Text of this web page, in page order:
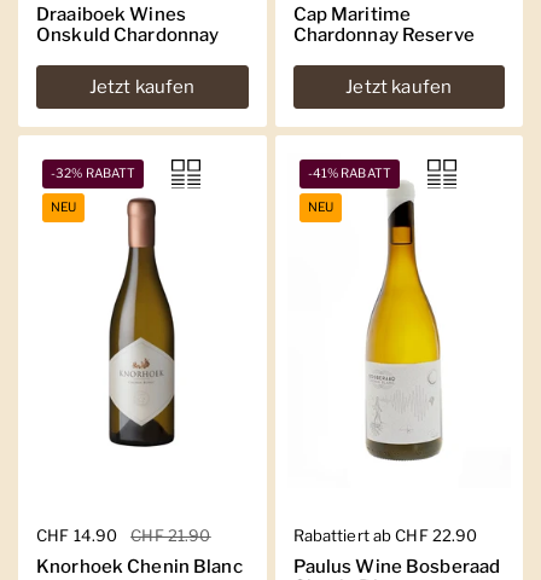
Draaiboek Wines
Onskuld Chardonnay
Jetzt kaufen
Cap Maritime
Chardonnay Reserve
Jetzt kaufen
Regulärer Preis
CHF 14.90 Sale-Preis
CHF 21.90
Knorhoek Chenin Blanc
-32% RABATT
NEU
Regulärer Preis
Rabattiert ab CHF 22.90
Paulus Wine Bosberaad
-41% RABATT
NEU